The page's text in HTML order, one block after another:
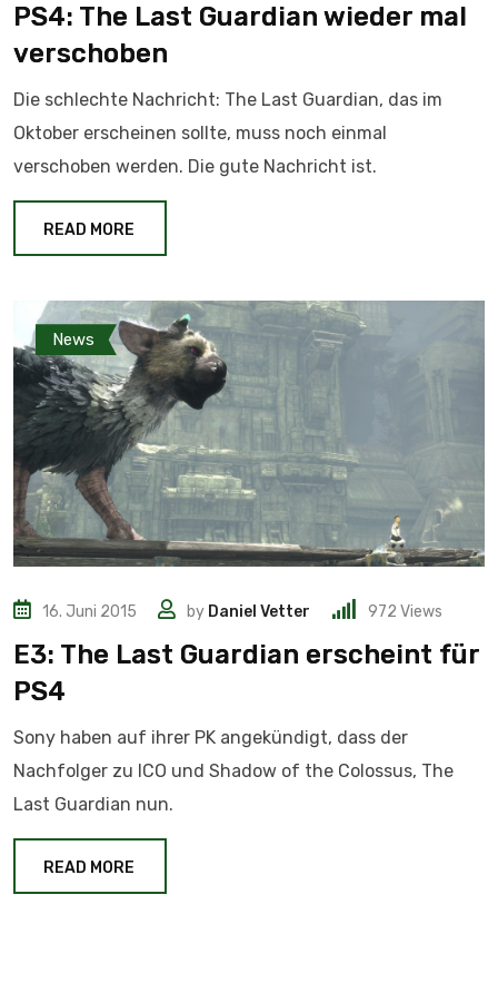
PS4: The Last Guardian wieder mal
verschoben
Die schlechte Nachricht: The Last Guardian, das im
Oktober erscheinen sollte, muss noch einmal
verschoben werden. Die gute Nachricht ist.
READ MORE
News
16. Juni 2015 by Daniel Vetter 972 Views
E3: The Last Guardian erscheint für
PS4
Sony haben auf ihrer PK angekündigt, dass der
Nachfolger zu ICO und Shadow of the Colossus, The
Last Guardian nun.
READ MORE